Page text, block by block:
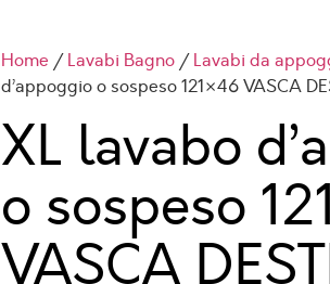
Home /Lavabi Bagno/Lavabi da
d’appoggio o sospeso 121×46 VASCA
XL lavabo
o sospeso
VASCA